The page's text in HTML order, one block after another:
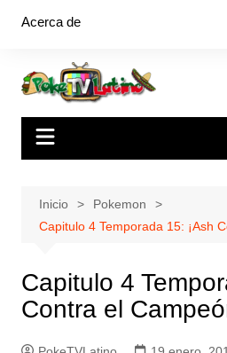
Acerca de
Inicio
Pokemon
Capitulo 4 Temporada 15: ¡Ash
Capitulo 4
Contra el